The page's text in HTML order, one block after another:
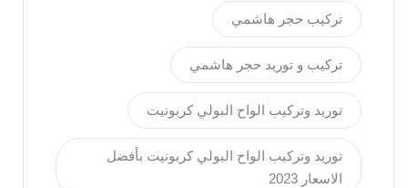
تركيب حجر هاشمي
تركيب و توريد حجر هاشمي
توريد وتركيب الواح البولي كربونيت
توريد وتركيب الواح البولي كربونيت بأفضل
الاسعار 2023